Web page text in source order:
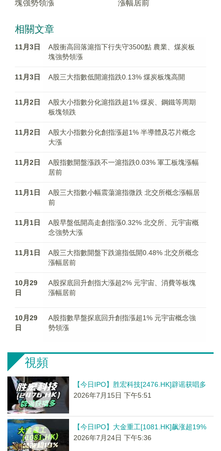
塊強勢領漲
漲幅居前
相關文章
11月3日
A股衝高回落滬指下行失守3500點 農業、煤炭板
塊強勢領漲
11月3日 A股三大指數低開滬指跌0.13% 煤炭板塊高開
11月2日
A股大小指數分化滬指跌超1% 煤炭、鋼鐵等周期
板塊領跌
11月2日
A股大小指數分化創指漲超1% 半導體及芯片概念
大漲
11月2日
A股指數開盤漲跌不一滬指跌0.03% 軍工板塊漲幅
居前
11月1日
A股三大指數小幅震蕩滬指微跌 北交所概念漲幅居
前
11月1日
A股早盤低開高走創指漲0.32% 北交所、元宇宙概
念強勢大漲
11月1日
A股三大指數開盤下跌滬指低開0.48% 北交所概念
漲幅居前
10月29
日
A股探底回升創指大漲超2% 元宇宙、消費等板塊
漲幅居前
10月29
日
A股指數早盤探底回升創指漲超1% 元宇宙概念強
勢領漲
視頻
【今日IPO】胜宏科技[2476.HK]辟谣获唱多
2026年7月15日 下午5:51
【今日IPO】大金重工[1081.HK]飙涨超19%
2026年7月24日 下午5:36